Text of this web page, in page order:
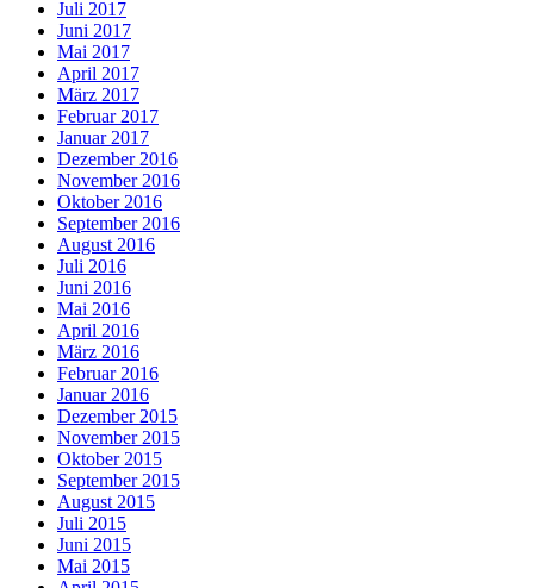
Juli 2017
Juni 2017
Mai 2017
April 2017
März 2017
Februar 2017
Januar 2017
Dezember 2016
November 2016
Oktober 2016
September 2016
August 2016
Juli 2016
Juni 2016
Mai 2016
April 2016
März 2016
Februar 2016
Januar 2016
Dezember 2015
November 2015
Oktober 2015
September 2015
August 2015
Juli 2015
Juni 2015
Mai 2015